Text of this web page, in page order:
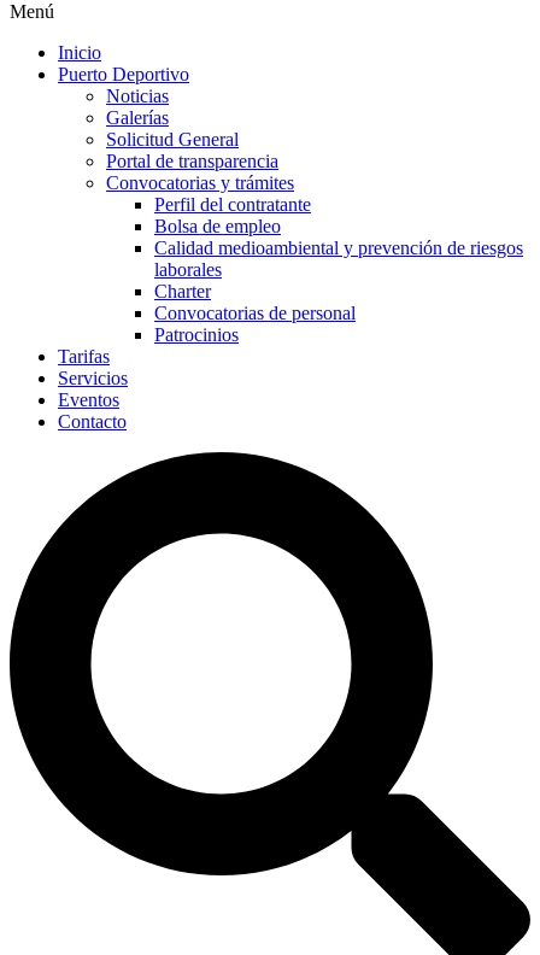
Menú
Inicio
Puerto Deportivo
Noticias
Galerías
Solicitud General
Portal de transparencia
Convocatorias y trámites
Perfil del contratante
Bolsa de empleo
Calidad medioambiental y prevención de riesgos
laborales
Charter
Convocatorias de personal
Patrocinios
Tarifas
Servicios
Eventos
Contacto